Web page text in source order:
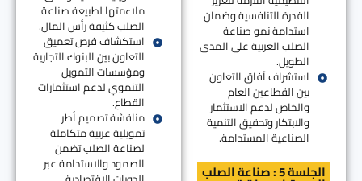
القدرة التنافسية وضمان
استدامة نمو صناعة
الصلب العربية على المدى
الطويل.
استشراف آفاق التعاون
بين القطاعين العام
والخاص لدعم الاستثمار
والابتكار وتحقيق التنمية
الصناعية المستدامة.
الجلسة 5 : صناعة الصلب
ملاءمتها لطبيعة صناعة
الصلب كثيفة رأس المال.
استكشاف فرص تعميق
التعاون بين البنوك التجارية
ومؤسسات التمويل
التنموي لدعم استثمارات
القطاع.
مناقشة تصميم أطر
تمويلية عربية متكاملة
لصناعة الصلب تضمن
الصمود والاستدامة عبر